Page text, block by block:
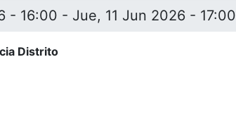
- 16:00 - Jue, 11 Jun 2026 - 17:00
Distrito